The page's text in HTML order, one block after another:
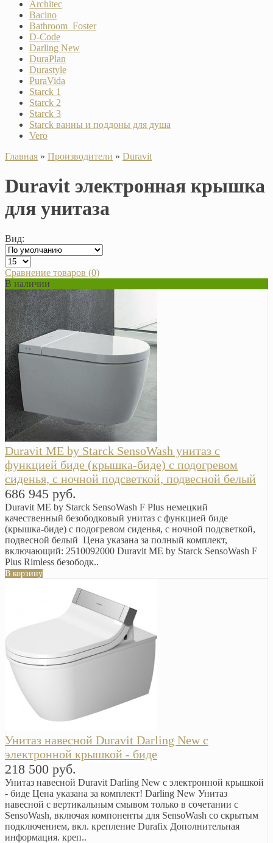
Architec
Bacino
Bathroom_Foster
D-Code
Darling New
DuraPlan
Durastyle
PuraVida
Starck 1
Starck 2
Starck 3
Starck ванны и поддоны для душа
Vero
Главная » Производители » Duravit
Duravit электронная крышка
для унитаза
Вид:
Сравнение товаров (0)
В наличии
Duravit ME by Starck SensoWash унитаз с
функцией биде (крышка-биде) с подогревом
сиденья, с ночной подсветкой, подвесной белый
686 945 руб.
Duravit ME by Starck SensoWash F Plus немецкий
качественный безободковый унитаз с функцией биде
(крышка-биде) с подогревом сиденья, с ночной подсветкой,
подвесной белый Цена указана за полный комплект,
включающий: 2510092000 Duravit ME by Starck SensoWash F
Plus Rimless безободк..
В корзину
Унитаз навесной Duravit Darling New с
электронной крышкой - биде
218 500 руб.
Унитаз навесной Duravit Darling New с электронной крышкой
- биде Цена указана за комплект! Darling New Унитаз
навесной с вертикальным смывом только в сочетании с
SensoWash, включая компоненты для SensoWash со скрытым
подключением, вкл. крепление Durafix Дополнительная
информация. креп..